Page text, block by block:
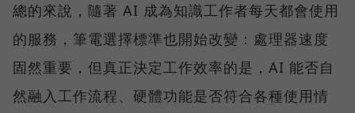
總的來說，隨著 AI 成為知識工作者每天都會使用
的服務，筆電選擇標準也開始改變：處理器速度
固然重要，但真正決定工作效率的是，AI 能否自
然融入工作流程、硬體功能是否符合各種使用情